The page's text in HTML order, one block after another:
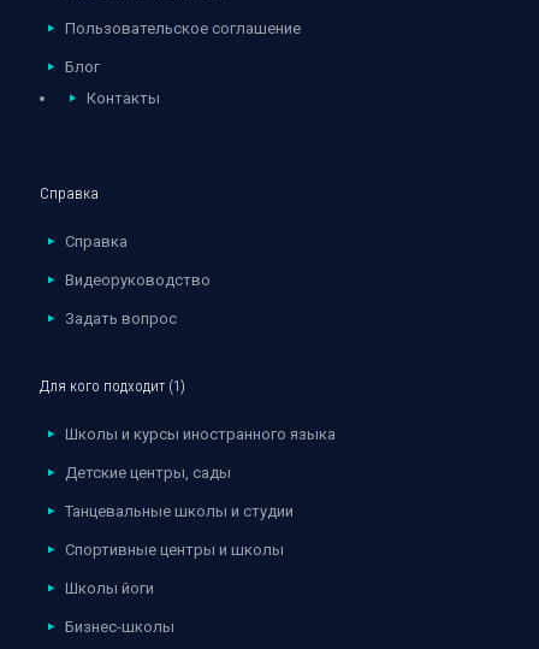
Пользовательское соглашение
Блог
Контакты
Справка
Справка
Видеоруководство
Задать вопрос
Для кого подходит (1)
Школы и курсы иностранного языка
Детские центры, сады
Танцевальные школы и студии
Спортивные центры и школы
Школы йоги
Бизнес-школы